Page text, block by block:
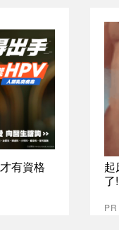
有資格
起
了